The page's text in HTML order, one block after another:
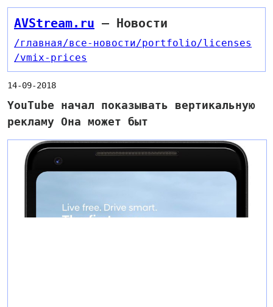
AVStream.ru — Новости
/главная/все-новости/portfolio/licenses
/vmix-prices
14-09-2018
YouTube начал показывать вертикальную
рекламу Она может быт